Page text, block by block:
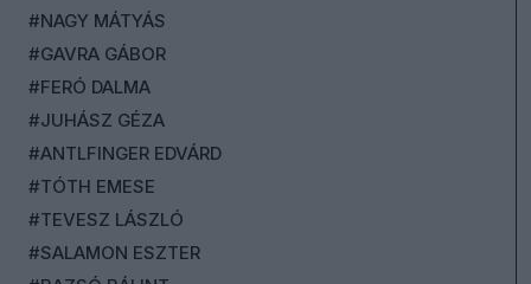
#NAGY MÁTYÁS
#GAVRA GÁBOR
#FERÓ DALMA
#JUHÁSZ GÉZA
#ANTLFINGER EDVÁRD
#TÓTH EMESE
#TEVESZ LÁSZLÓ
#SALAMON ESZTER